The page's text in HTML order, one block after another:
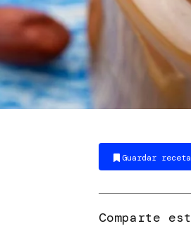
Guardar receta